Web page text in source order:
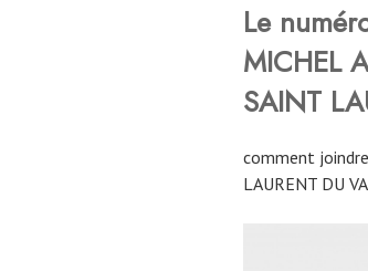
Le
MICHEL
SAINT
comment
LAURENT DU